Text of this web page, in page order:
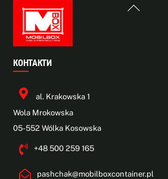
Back
КОНТАКТИ
al. Krakowska 1
Wola Mrokowska
05-552 Wólka Kosowska
+48 500 259 165
pashchak@mobilboxcontainer.pl